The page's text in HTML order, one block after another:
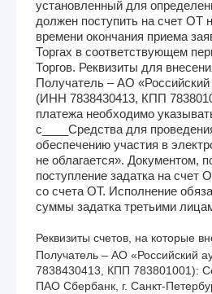
установленный для
должен поступить на счет ОТ
времени окончания приема
Торгах в соответствующем
Торгов. Реквизиты для
Получатель – АО
(ИНН 7838430413, КПП
платежа необходимо
с____Средства для
обеспечению участия в
не облагается». Документом,
поступление задатка на счет
со счета ОТ. Исполнение
суммы задатка третьими
Реквизиты счетов, на которые
Получатель – АО «Российский
7838430413, КПП 783801001):
ПАО Сбербанк, г. Санкт-